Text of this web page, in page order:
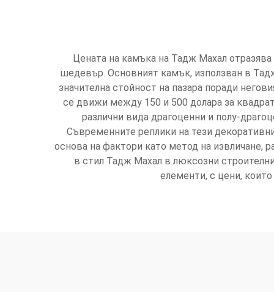
Цената на камъка на Тадж Махал
шедевър. Основният камък, използван в
значителна стойност на пазара поради
се движи между 150 и 500 долара за
различни вида драгоценни и полу-
Съвременните реплики на тези
основа на фактори като метод на извличане,
в стил Тадж Махал в люксозни
елементи, с цени,